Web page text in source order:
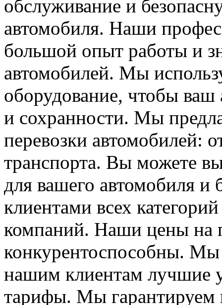
обслуживание и
автомобиля. Наши
большой опыт работы и
автомобилей. Мы
оборудование, чтобы
и сохранности. Мы
перевозки автомобилей:
транспорта. Вы можете
для вашего автомобиля
клиентами всех
компаний. Наши цены на
конкурентоспособны. Мы
нашим клиентам лучшие
тарифы. Мы гарантируем